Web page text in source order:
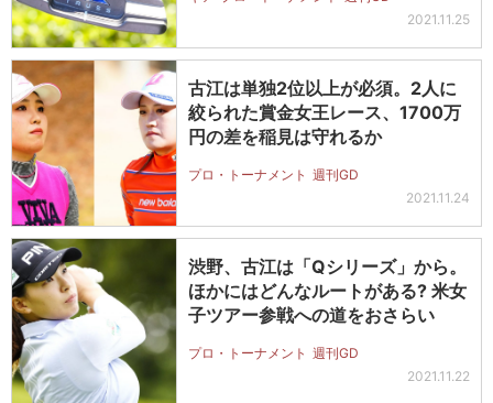
2021.11.25
古江は単独2位以上が必須。2人に
絞られた賞金女王レース、1700万
円の差を稲見は守れるか
プロ・トーナメント 週刊GD
2021.11.24
渋野、古江は「Qシリーズ」から。
ほかにはどんなルートがある? 米女
子ツアー参戦への道をおさらい
プロ・トーナメント 週刊GD
2021.11.22